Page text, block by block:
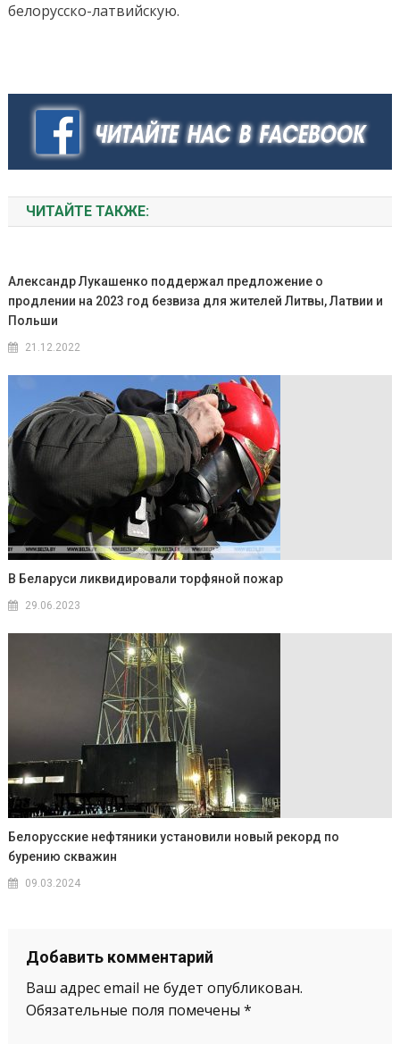
белорусско-латвийскую.
ЧИТАЙТЕ ТАКЖЕ:
Александр Лукашенко поддержал предложение о
продлении на 2023 год безвиза для жителей Литвы, Латвии и
Польши
21.12.2022
В Беларуси ликвидировали торфяной пожар
29.06.2023
Белорусские нефтяники установили новый рекорд по
бурению скважин
09.03.2024
Добавить комментарий
Ваш адрес email не будет опубликован.
Обязательные поля помечены *